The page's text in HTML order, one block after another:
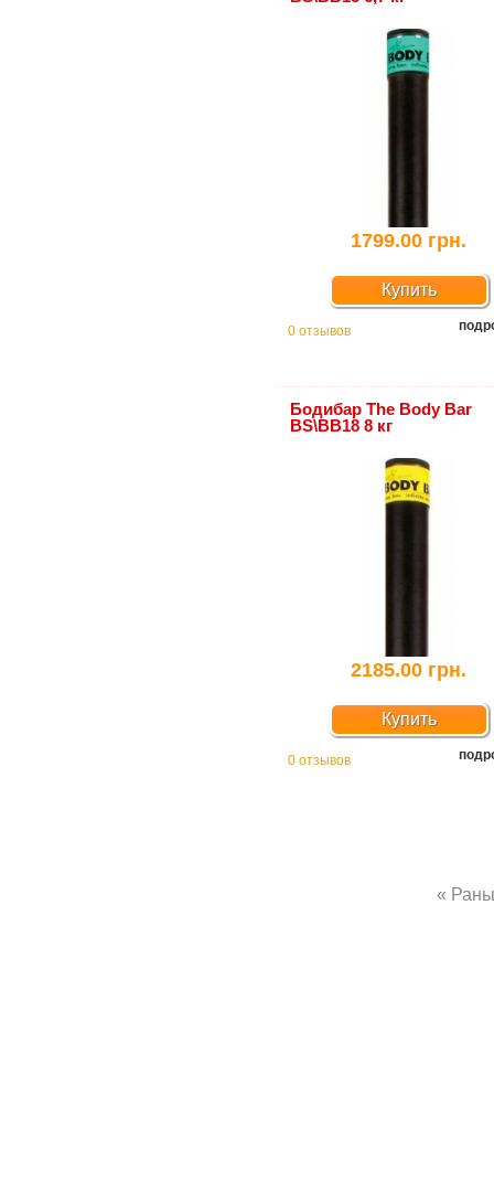
1799.00 грн.
Купить
0 отзывов
Бодибар The Body Bar
BS\BB18 8 кг
2185.00 грн.
Купить
0 отзывов
«